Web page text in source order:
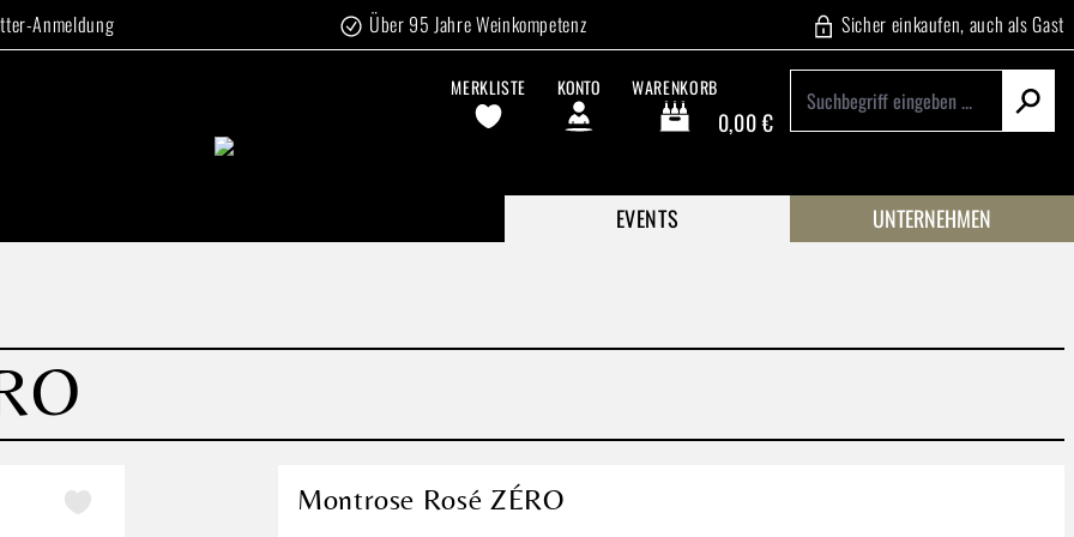
Anmeldung Über 95 Jahre Weinkompetenz Sicher einkaufen, auch als Gast
MERKLISTE KONTO WARENKORB
0,00 €
Warenkorb enthält 0 Positionen. Der Gesamtwert
EVENTS UNTERNEHMEN
Montrose Rosé ZÉRO